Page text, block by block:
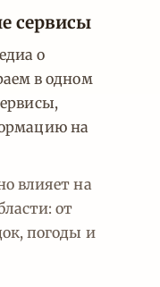
сервисы
о
в одном
на
влияет на
от
погоды и